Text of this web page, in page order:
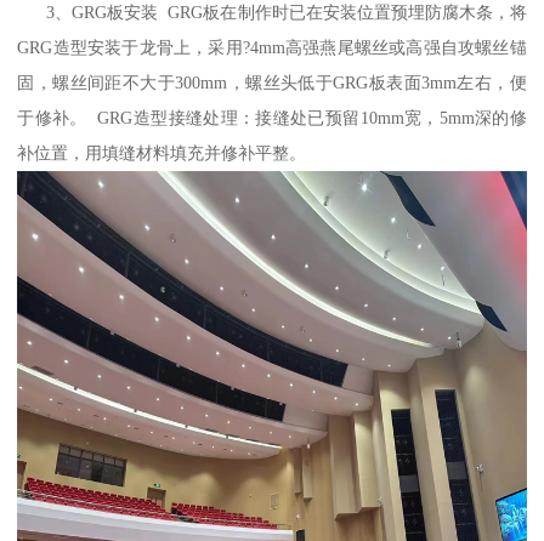
3、GRG板安装 GRG板在制作时已在安装位置预埋防腐木条，将
GRG造型安装于龙骨上，采用?4mm高强燕尾螺丝或高强自攻螺丝锚
固，螺丝间距不大于300mm，螺丝头低于GRG板表面3mm左右，便
于修补。 GRG造型接缝处理：接缝处已预留10mm宽，5mm深的修
补位置，用填缝材料填充并修补平整。